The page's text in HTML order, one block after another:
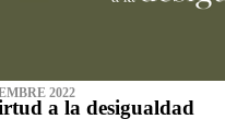
2022
a la desigualdad